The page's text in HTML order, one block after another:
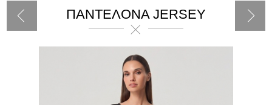
ΠΑΝΤΕΛΟΝΑ JERSEY